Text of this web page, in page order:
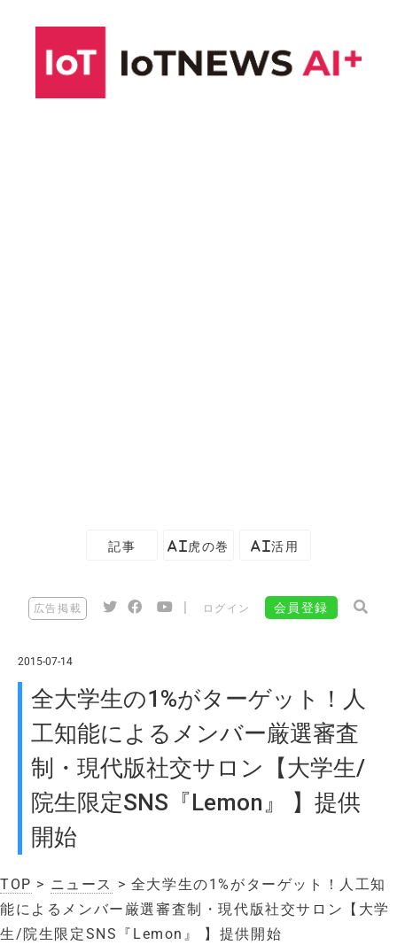
記事 AI虎の巻 AI活用
広告掲載 ログイン 会員登録
2015-07-14
全大学生の1%がターゲット！人
工知能によるメンバー厳選審査
制・現代版社交サロン【大学生/
院生限定SNS『Lemon』 】提供
開始
TOP > ニュース > 全大学生の1%がターゲット！人工知
能によるメンバー厳選審査制・現代版社交サロン【大学
生/院生限定SNS『Lemon』 】提供開始